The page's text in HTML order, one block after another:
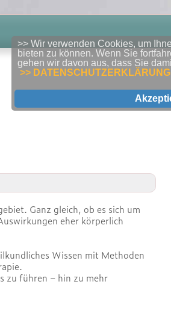
Ganz gleich, ob es sich um
eher körperlich
Wissen mit Methoden
zu führen – hin zu mehr
>> Wir verwenden Cookies, um
bieten zu können. Wenn Sie
gehen wir davon aus, dass Sie
>> DATENSCHUTZERKLÄRUNG